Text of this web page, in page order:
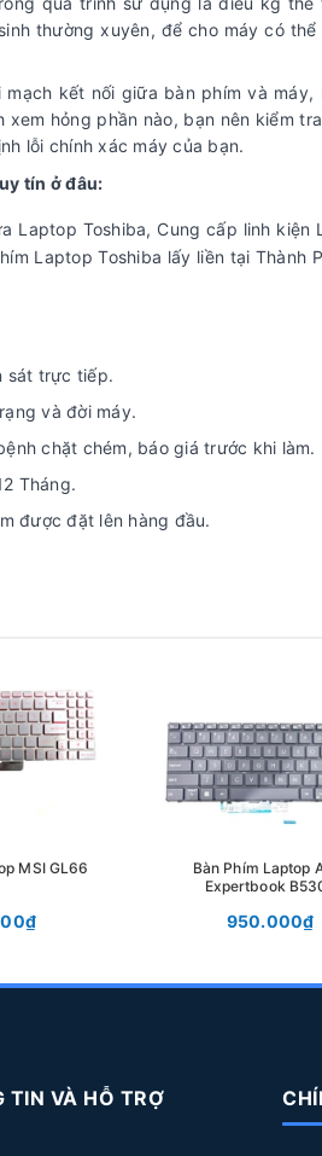
thường xuyên, để cho máy có thể
kết nối giữa bàn phím và máy,
hỏng phần nào, bạn nên kiểm
lỗi chính xác máy của bạn.
tín ở đâu:
Laptop Toshiba, Cung cấp linh kiện
Laptop Toshiba lấy liền tại Thành
sát trực tiếp.
và đời máy.
chặt chém, báo giá trước khi làm.
Tháng.
được đặt lên hàng đầu.
MSI GL66
Bàn Phím Laptop
Expertbook
950.000₫
TIN VÀ HỖ TRỢ